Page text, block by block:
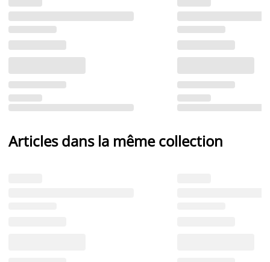
Articles dans la même collection